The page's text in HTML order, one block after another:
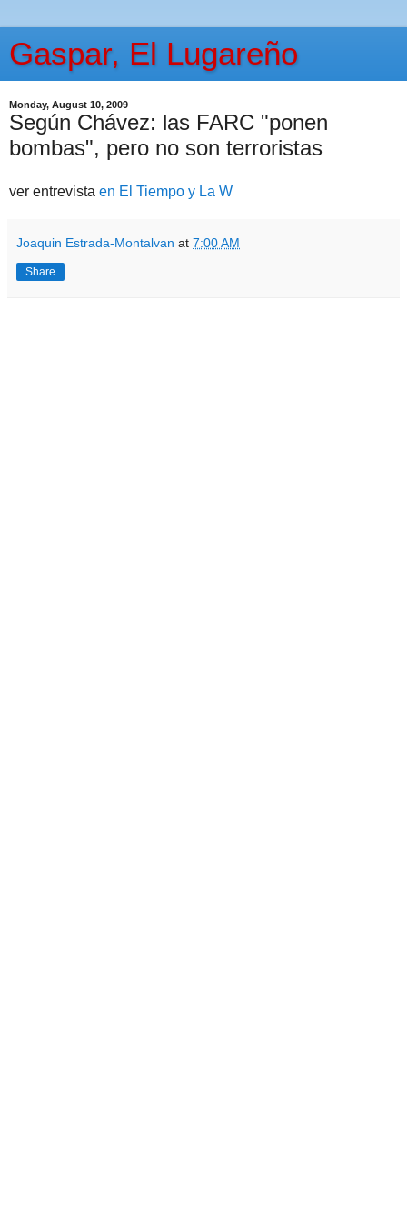
Gaspar, El Lugareño
Monday, August 10, 2009
Según Chávez: las FARC "ponen
bombas", pero no son terroristas
ver entrevista en El Tiempo y La W
Joaquin Estrada-Montalvan at 7:00 AM
Share